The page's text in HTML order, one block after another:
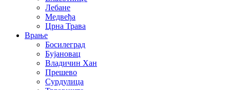
Лебане
Медвеђа
Црна Трава
Врање
Босилеград
Бујановац
Владичин Хан
Прешево
Сурдулица